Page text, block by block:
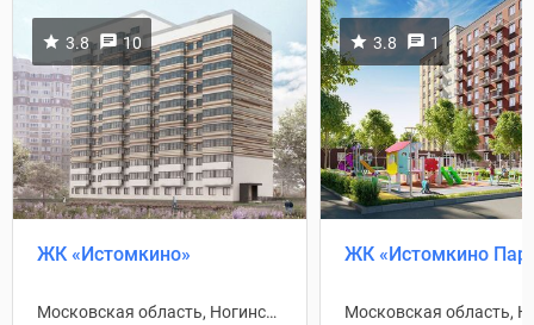
3.8 10
ЖК «Истомкино»
Московская область, Ногинск Г/П
3.8 1
ЖК «Истомкино